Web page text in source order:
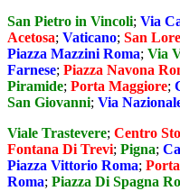
San Pietro in Vincoli; Via
Acetosa; Vaticano; San
Piazza Mazzini Roma; Via
Farnese; Piazza Navona
Piramide; Porta Maggiore;
San Giovanni; Via
Viale Trastevere; Centro
Fontana Di Trevi; Pigna;
Piazza Vittorio Roma;
Roma; Piazza Di Spagna